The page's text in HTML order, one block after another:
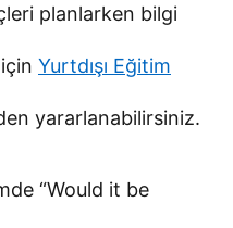
planlarken bilgi
Yurtdışı Eğitim
yararlanabilirsiniz.
“Would it be